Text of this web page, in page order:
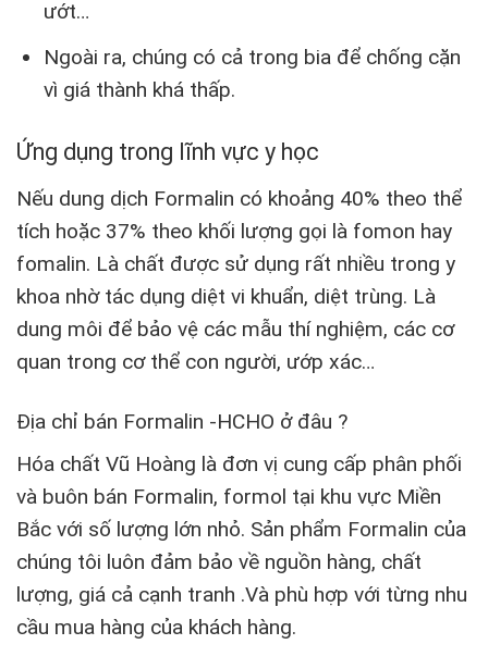
ướt…
Ngoài ra, chúng có cả trong bia để chống cặn
vì giá thành khá thấp.
Ứng dụng trong lĩnh vực y học
Nếu dung dịch Formalin có khoảng 40% theo thể
tích hoặc 37% theo khối lượng gọi là fomon hay
fomalin. Là chất được sử dụng rất nhiều trong y
khoa nhờ tác dụng diệt vi khuẩn, diệt trùng. Là
dung môi để bảo vệ các mẫu thí nghiệm, các cơ
quan trong cơ thể con người, ướp xác…
Địa chỉ bán Formalin -HCHO ở đâu ?
Hóa chất Vũ Hoàng là đơn vị cung cấp phân phối
và buôn bán Formalin, formol tại khu vực Miền
Bắc với số lượng lớn nhỏ. Sản phẩm Formalin của
chúng tôi luôn đảm bảo về nguồn hàng, chất
lượng, giá cả cạnh tranh .Và phù hợp với từng nhu
cầu mua hàng của khách hàng.